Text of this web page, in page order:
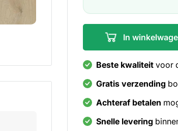
In
Beste kwaliteit voor
Gratis verzending
Achteraf betalen
Snelle levering